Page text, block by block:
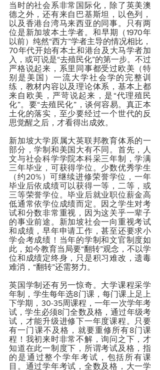
当时的社会系非常国际化，除了英美澳
德之外，还有来自巴基斯坦，以色列，
以及香港台湾马来西亚的同事。只有两
位是新加坡本土学者。和早期（1970年
以前）纯然“西方”学者主导的情况相比，
70年代开始有本土和港台及大马学者加
入，或可说是“去殖民化”的第一步。不过
严格说起来，系里同事都受过欧美（特
别是美国）一流大学社会学的完整训
练，教材内容以及理论体系，基本上都
来自欧美，严苛说起来，是“代理殖民
化”。要“去殖民化”，谈何容易。真正本
土化的落实，至少要经过一个世代的反
思觉醒之后，才看得出成效。
新加坡大学原属大英联邦教育体系的一
部分，学制和美国大有不同。首先，人
文与社会科学学院本科采三年制，学满
三年毕业，可获得学位。少数优秀学生
（约20%）可继续进修荣誉学位，一年
毕业后依成绩可以获得一等，二等，或
三等荣誉学位。毕业后就业职位薪金高
低通常依学位成绩而定。因之学生对考
试和分数非常重视，因为这关乎一辈子
的事业前途。新加坡社会一向重视考试
和成绩，早年申请工作，甚至还要求小
学会考成绩！当年的学制和文官制度如
此，如今教育当局要“翻转”观念，不以学
位和成绩定终身，只是积习难改，遗毒
难消，“翻转”还需努力。
英国学制还有另一惊奇。大学课程采学
年制，学生每年选8门课，每门课上足上
下学期，30-35周课程，一年一次学年考
试，学生必须8门全数及格，通过年级考
试，才能升级进修下一年度课程。只要
有一门课不及格，就要重修所有8门课
程！我初来时非常不解，询问之下，才
知道在此一制度下，所谓考试及格，指
的是通过整个学年考试，包括所有课
目。通过学年考试，全数及格，大一学